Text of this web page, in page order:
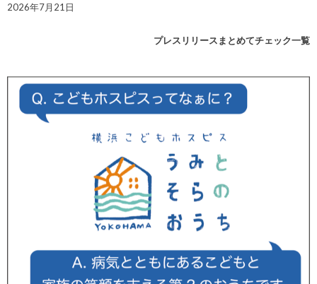
2026年7月21日
プレスリリースまとめてチェック一覧